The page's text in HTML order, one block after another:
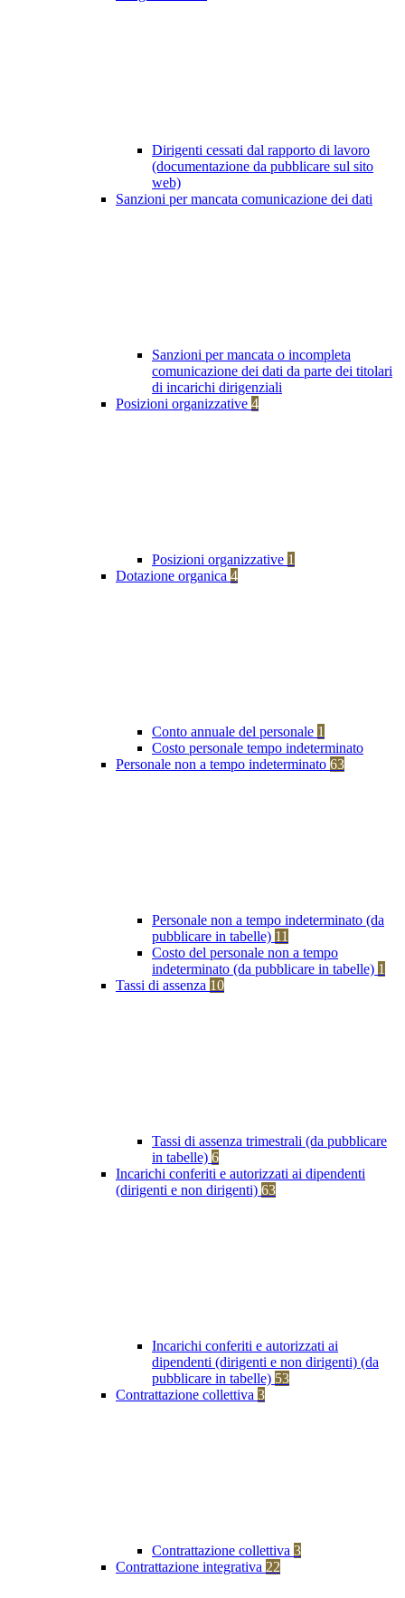
Dirigenti cessati dal rapporto di lavoro
(documentazione da pubblicare sul sito
web)
Sanzioni per mancata comunicazione dei dati
Sanzioni per mancata o incompleta
comunicazione dei dati da parte dei titolari
di incarichi dirigenziali
Posizioni organizzative 4
Posizioni organizzative 1
Dotazione organica 4
Conto annuale del personale 1
Costo personale tempo indeterminato
Personale non a tempo indeterminato 63
Personale non a tempo indeterminato (da
pubblicare in tabelle) 11
Costo del personale non a tempo
indeterminato (da pubblicare in tabelle) 1
Tassi di assenza 10
Tassi di assenza trimestrali (da pubblicare
in tabelle) 6
Incarichi conferiti e autorizzati ai dipendenti
(dirigenti e non dirigenti) 63
Incarichi conferiti e autorizzati ai
dipendenti (dirigenti e non dirigenti) (da
pubblicare in tabelle) 53
Contrattazione collettiva 3
Contrattazione collettiva 3
Contrattazione integrativa 22